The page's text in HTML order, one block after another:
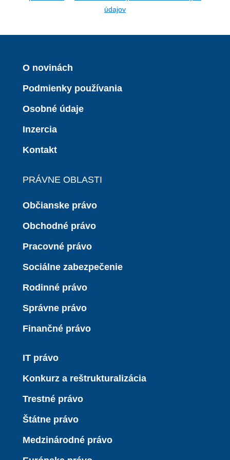
údajov
O novinách
Podmienky používania
Osobné údaje
Inzercia
Kontakt
PRÁVNE OBLASTI
Občianske právo
Obchodné právo
Pracovné právo
Sociálne zabezpečenie
Rodinné právo
Správne právo
Finančné právo
IT právo
Konkurz a reštrukturalizácia
Trestné právo
Štátne právo
Medzinárodné právo